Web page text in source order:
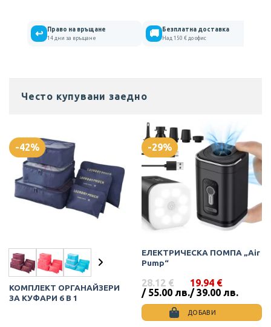
↩ Право на връщане
14 дни за връщане 🚚 Безплатна доставка
Над 150 € до офис
Често купувани заедно
-42%
КОМПЛЕКТ ОРГАНАЙЗЕРИ
ЗА КУФАРИ 6 В 1
-29%
ЕЛЕКТРИЧЕСКА ПОМПА „Air
Pump“
28.12 €
/ 55.00 лв.
Original
price
was:
28.12 €
19.94 €
/ 39.00 лв.
Текущата
цена
е:
19.94 €
ДОБАВИ